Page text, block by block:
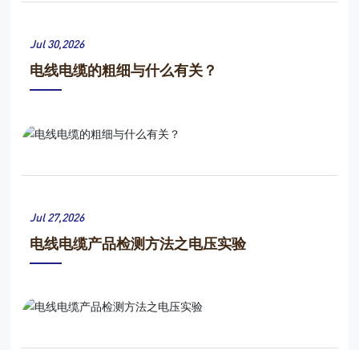
Jul 30,2026
电线电缆的粗细与什么有关？
Jul 27,2026
电线电缆产品检测方法之电压实验